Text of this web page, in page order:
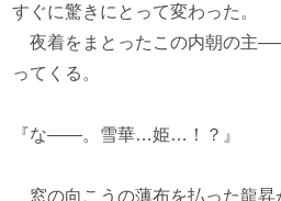
すぐに驚きにとって変わった。
夜着をまとったこの内朝の主
ってくる。
『な――。雪華…姫…！？』
窓の向こうの薄布を払った龍昇